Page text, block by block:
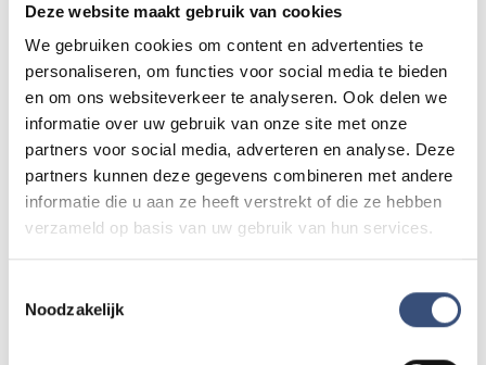
Deze website maakt gebruik van cookies
We gebruiken cookies om content en advertenties te
personaliseren, om functies voor social media te bieden
en om ons websiteverkeer te analyseren. Ook delen we
informatie over uw gebruik van onze site met onze
partners voor social media, adverteren en analyse. Deze
partners kunnen deze gegevens combineren met andere
informatie die u aan ze heeft verstrekt of die ze hebben
verzameld op basis van uw gebruik van hun services.
Noodzakelijk
AUG.
WO
12
Kinderdagen bij RTM-trammuseum in
Ouddorp
DO
13
Hippie Beach Day markt bij Houten Kaap